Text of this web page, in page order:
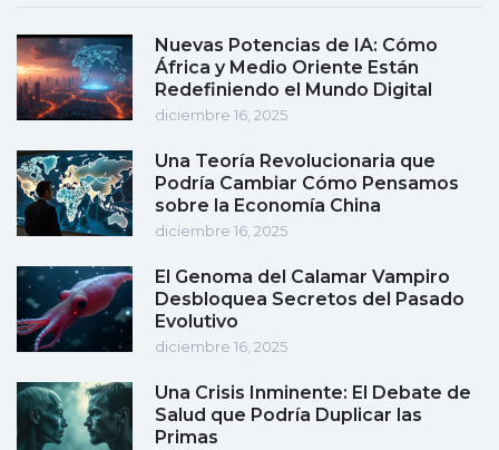
Nuevas Potencias de IA: Cómo
África y Medio Oriente Están
Redefiniendo el Mundo Digital
diciembre 16, 2025
Una Teoría Revolucionaria que
Podría Cambiar Cómo Pensamos
sobre la Economía China
diciembre 16, 2025
El Genoma del Calamar Vampiro
Desbloquea Secretos del Pasado
Evolutivo
diciembre 16, 2025
Una Crisis Inminente: El Debate de
Salud que Podría Duplicar las
Primas